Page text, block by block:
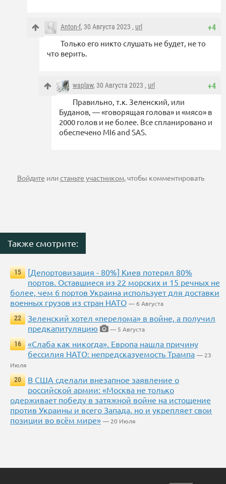
+4
Anton-f, 30 Августа 2023 , url
Только его никто слушать не будет, не то
что верить.
+4
waplaw, 30 Августа 2023 , url
Правильно, т.к. Зеленский, или
Буданов, — «говорящая голова» и «мясо» в
2000 голов и не более. Все спланировано и
обеспечено MI6 and SAS.
Войдите илистаньте участником, чтобы комментировать
Также смотрите:
15
[Депортовизация - 80%] Киев потерял 80%
портов. Оставшиеся из 22 морских и 15 речных не
более, чем 6 портов Украина использует для доставки
военных грузов из стран НАТО — 6 Августа
22
Зеленский хотел «перелома» в войне, а получил
предкапитуляцию
— 5 Августа
16
«Слаба как никогда». Европа нашла причину
бессилия НАТО: непредсказуемость Трампа — 23
Июля
20
В США сделали внезапное заявление о
российской армии: «Москва не только
одерживает победу в затяжной войне на истощение
против Украины и всего Запада, но и укрепляет свои
позиции во всём мире» — 20 Июля